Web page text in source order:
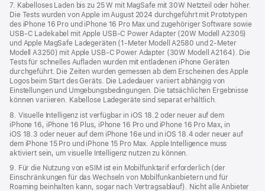
7. Kabelloses Laden bis zu 25 W mit MagSafe mit 30W Netzteil oder höher.
Die Tests wurden von Apple im August 2024 durchgeführt mit Prototypen
des iPhone 16 Pro und iPhone 16 Pro Max und zugehöriger Software­ sowie
USB‑C Ladekabel mit Apple USB‑C Power Adapter (20W Modell A2305)
und Apple MagSafe Ladegeräten (1‑Meter Modell A2580 und 2‑Meter
Modell A3250) mit Apple USB‑C Power Adapter (30W Modell A2164). Die
Tests für schnelles Aufladen wurden mit entladenen iPhone Geräten
durchgeführt. Die Zeiten wurden gemessen ab dem Erscheinen des Apple
Logos beim Start des Geräts. Die Ladedauer variiert abhängig von
Einstellungen und Umgebungsbedingungen. Die tatsächlichen Ergebnisse
können variieren. Kabellose Ladegeräte sind separat erhältlich.
8. Visuelle Intelligenz ist verfügbar in iOS 18.2 oder neuer auf dem
iPhone 16, iPhone 16 Plus, iPhone 16 Pro und iPhone 16 Pro Max, in
iOS 18.3 oder neuer auf dem iPhone 16e und in iOS 18.4 oder neuer auf
dem iPhone 15 Pro und iPhone 15 Pro Max. Apple Intelligence muss
aktiviert sein, um visuelle Intelligenz nutzen zu können.
9. Für die Nutzung von eSIM ist ein Mobilfunktarif erforderlich (der
Einschränkungen für das Wechseln von Mobilfunkanbietern und für
Roaming beinhalten kann, sogar nach Vertragsablauf). Nicht alle Anbieter